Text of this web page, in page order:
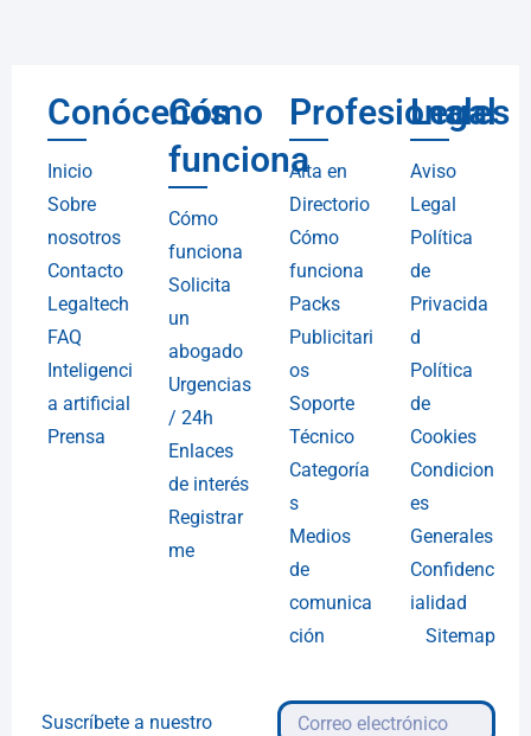
Conócenos
Inicio
Sobre
nosotros
Contacto
Legaltech
FAQ
Inteligenci
a artificial
Prensa
Cómo
funciona
Cómo
funciona
Solicita
un
abogado
Urgencias
/ 24h
Enlaces
de interés
Registrar
me
Profesionales
Alta en
Directorio
Cómo
funciona
Packs
Publicitari
os
Soporte
Técnico
Categoría
s
Medios
de
comunica
ción
Legal
Aviso
Legal
Política
de
Privacida
d
Política
de
Cookies
Condicion
es
Generales
Confidenc
ialidad
Sitemap
Suscríbete a nuestro